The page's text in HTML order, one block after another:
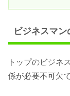
ビジネスマ
トップのビジネ
係が必要不可欠で